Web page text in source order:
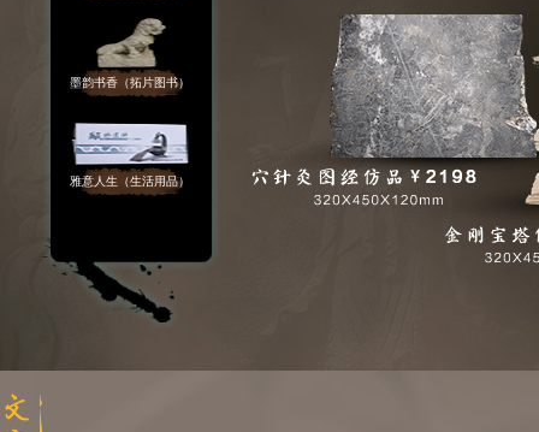
墨韵书香（拓片图书）
雅意人生（生活用品）